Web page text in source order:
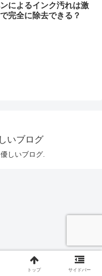
によるインク汚れは激
完全に除去できる？
いブログ
しいブログ.
トップ サイドバー